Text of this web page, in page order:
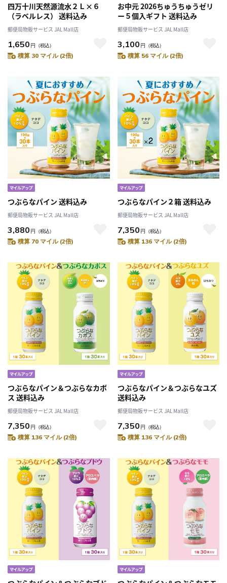
四万十川天然源流水２Ｌ×６
（ラベルレス） 送料込み
郵便局物販サービス JAL Mall店
1,650 円 （税込）
積算 30 マイル (2倍)
お中元 2026ちゅうちゅうゼリ
ー５個入ギフト 送料込み
郵便局物販サービス JAL Mall店
3,100 円 （税込）
積算 56 マイル (2倍)
つぶらなパイン 送料込み
郵便局物販サービス JAL Mall店
3,880 円 （税込）
積算 70 マイル (2倍)
つぶらなパイン２箱 送料込み
郵便局物販サービス JAL Mall店
7,350 円 （税込）
積算 136 マイル (2倍)
つぶらなパイン＆つぶらなカボ
ス 送料込み
郵便局物販サービス JAL Mall店
7,350 円 （税込）
積算 136 マイル (2倍)
つぶらなパイン＆つぶらなユズ
送料込み
郵便局物販サービス JAL Mall店
7,350 円 （税込）
積算 136 マイル (2倍)